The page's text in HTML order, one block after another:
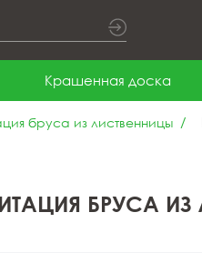
Крашенная доска
бруса из лиственницы
БРУСА ИЗ